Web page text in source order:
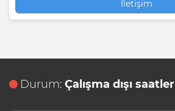
İletişim
Durum: Çalışma dışı saatler